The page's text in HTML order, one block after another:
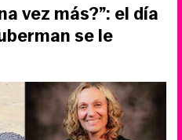
vez más?”: el día
se le